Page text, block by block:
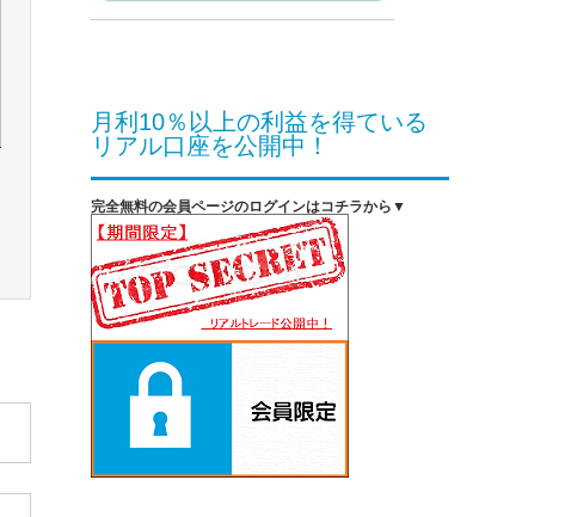
月利10％以上の利益を得ている
リアル口座を公開中！
完全無料の会員ページのログインはコチラから▼